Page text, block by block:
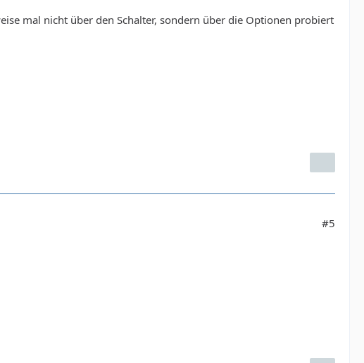
mal nicht über den Schalter, sondern über die Optionen probiert
#5